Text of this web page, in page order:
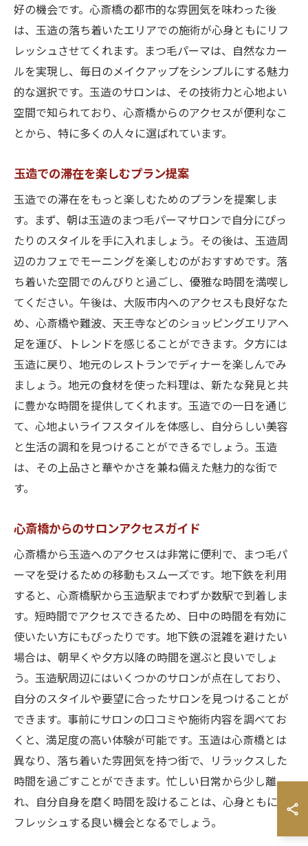
好の機会です。心斎橋の都市的な雰囲気を味わった後
は、玉造の落ち着いたエリアでの施術が心身ともにリフ
レッシュさせてくれます。まつ毛パーマは、自然なカー
ルを実現し、毎日のメイクアップをシンプルにする魅力
的な選択です。玉造のサロンは、その技術力と心地よい
空間で知られており、心斎橋からのアクセスが便利なこ
とから、特に多くの人々に選ばれています。
玉造での滞在を楽しむプラン提案
玉造での滞在をもっと楽しむためのプランを提案しま
す。まず、朝は玉造のまつ毛パーマサロンで自分にぴっ
たりのスタイルを手に入れましょう。その後は、玉造周
辺のカフェでモーニングを楽しむのがおすすめです。落
ち着いた空間でのんびりと過ごし、優雅な時間を満喫し
てください。午後は、大阪市内へのアクセスも良好なた
め、心斎橋や難波、天王寺などのショッピングエリアへ
足を運び、トレンドを感じることができます。夕方には
玉造に戻り、地元のレストランでディナーを楽しんでみ
ましょう。地元の食材を使った料理は、新たな発見と共
に豊かな時間を提供してくれます。玉造での一日を通じ
て、心地よいライフスタイルを体感し、自分らしい美容
と生活の調和を見つけることができるでしょう。玉造
は、その上品さと華やかさを兼ね備えた魅力的な街で
す。
心斎橋からのサロンアクセスガイド
心斎橋から玉造へのアクセスは非常に便利で、まつ毛パ
ーマを受けるための移動もスムーズです。地下鉄を利用
すると、心斎橋駅から玉造駅までわずか数駅で到着しま
す。短時間でアクセスできるため、日中の時間を有効に
使いたい方にもぴったりです。地下鉄の混雑を避けたい
場合は、朝早くや夕方以降の時間を選ぶと良いでしょ
う。玉造駅周辺にはいくつかのサロンが点在しており、
自分のスタイルや要望に合ったサロンを見つけることが
できます。事前にサロンの口コミや施術内容を調べてお
くと、満足度の高い体験が可能です。玉造は心斎橋とは
異なり、落ち着いた雰囲気を持つ街で、リラックスした
時間を過ごすことができます。忙しい日常から少し離
れ、自分自身を磨く時間を設けることは、心身ともにリ
フレッシュする良い機会となるでしょう。